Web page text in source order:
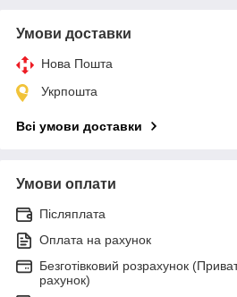
Умови доставки
Нова Пошта
Укрпошта
Всі умови доставки
Умови оплати
Післяплата
Оплата на рахунок
Безготівковий розрахунок
рахунок)